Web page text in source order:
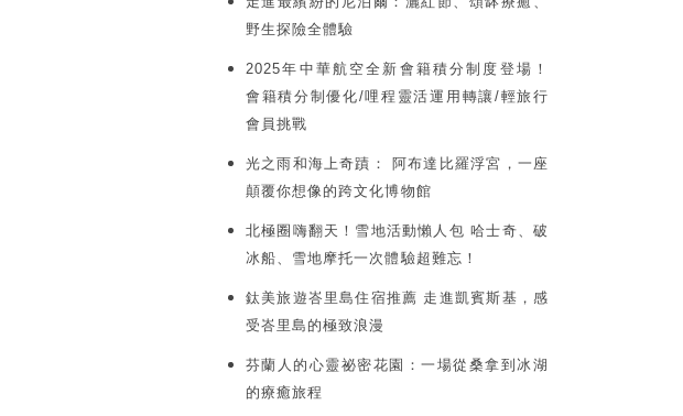
野生探險全體驗
2025年中華航空全新會籍積分制度登場！
會籍積分制優化/哩程靈活運用轉讓/輕旅行
會員挑戰
光之雨和海上奇蹟： 阿布達比羅浮宮，一座
顛覆你想像的跨文化博物館
北極圈嗨翻天！雪地活動懶人包 哈士奇、破
冰船、雪地摩托一次體驗超難忘！
鈦美旅遊峇里島住宿推薦 走進凱賓斯基，感
受峇里島的極致浪漫
芬蘭人的心靈祕密花園：一場從桑拿到冰湖
的療癒旅程